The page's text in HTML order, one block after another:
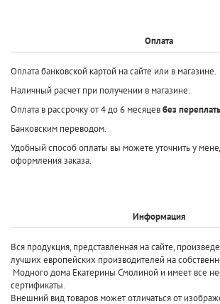
Оплата
Оплата банковской картой на сайте или в магазине.
Наличный расчет при получении в магазине.
Оплата в рассрочку от 4 до 6 месяцевбез
Банковским переводом.
Удобный способ оплаты вы можете уточнить у
оформления заказа.
Информация
Вся продукция, представленная на сайте,
лучших европейских производителей на
Модного дома Екатерины Смолиной и имеет все
сертификаты.
Внешний вид товаров может отличаться от